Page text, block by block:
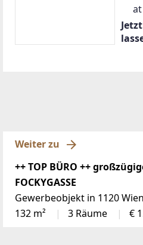
at
Weiter zu
++ TOP BÜRO ++
FOCKYGASSE
Gewerbeobjekt in 1120
132 m²
3 Räume €